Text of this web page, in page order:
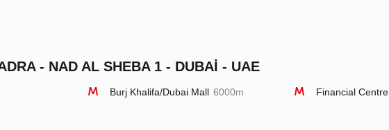
- NAD AL SHEBA 1 - DUBAI - UAE
Burj Khalifa/Dubai Mall 6000m Financial Centre